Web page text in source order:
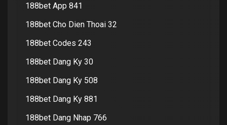
188bet App 841
188bet Cho Dien Thoai 32
188bet Codes 243
188bet Dang Ky 30
188bet Dang Ky 508
188bet Dang Ky 881
188bet Dang Nhap 766